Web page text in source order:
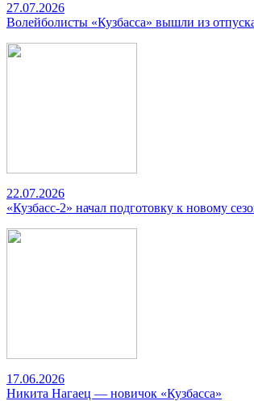
27.07.2026
Волейболисты «Кузбасса» вышли из
22.07.2026
«Кузбасс-2» начал подготовку к новому
17.06.2026
Никита Нагаец — новичок «Кузбасса»